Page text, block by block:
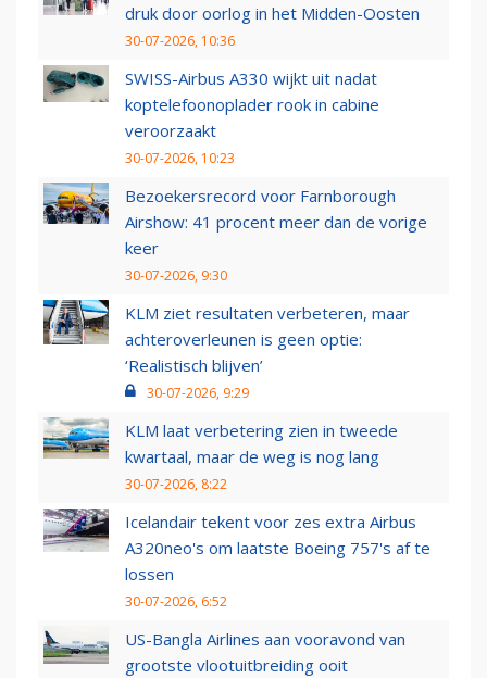
druk door oorlog in het Midden-Oosten
30-07-2026, 10:36
SWISS-Airbus A330 wijkt uit nadat
koptelefoonoplader rook in cabine
veroorzaakt
30-07-2026, 10:23
Bezoekersrecord voor Farnborough
Airshow: 41 procent meer dan de vorige
keer
30-07-2026, 9:30
KLM ziet resultaten verbeteren, maar
achteroverleunen is geen optie:
‘Realistisch blijven’
30-07-2026, 9:29
KLM laat verbetering zien in tweede
kwartaal, maar de weg is nog lang
30-07-2026, 8:22
Icelandair tekent voor zes extra Airbus
A320neo's om laatste Boeing 757's af te
lossen
30-07-2026, 6:52
US-Bangla Airlines aan vooravond van
grootste vlootuitbreiding ooit